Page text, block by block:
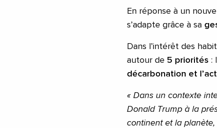
En réponse à un
s’adapte grâce à sa
Dans l’intérêt des
autour de 5 priorités : l
décarbonation et
« Dans un contexte
Donald Trump à la
continent et la planète,